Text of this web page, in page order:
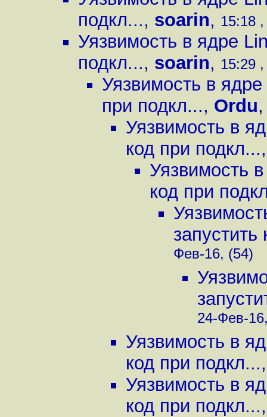
подкл..., soarin, 15:18
Уязвимость в ядре
подкл..., soarin, 15:29
Уязвимость в
при подкл..., Ordu
Уязвимость в
код при подкл...
Уязвимость
код при
Фев-16, (54)
24-Фев-
Уязвимость в
код при подкл...
Уязвимость в
код при подкл...